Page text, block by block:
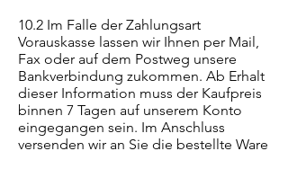
10.2 Im Falle der Zahlungsart
Vorauskasse lassen wir Ihnen per Mail,
Fax oder auf dem Postweg unsere
Bankverbindung zukommen. Ab Erhalt
dieser Information muss der Kaufpreis
binnen 7 Tagen auf unserem Konto
eingegangen sein. Im Anschluss
versenden wir an Sie die bestellte Ware